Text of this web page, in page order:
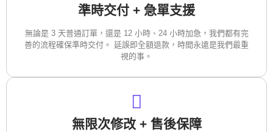
準時交付 + 急單支援
無論是 3 天普通訂單，還是 12 小時、24 小時加急，我們都有完
善的流程確保準時交付。 延誤即全額退款，時間永遠是我們最重
視的事。
無限次修改 + 售後保障